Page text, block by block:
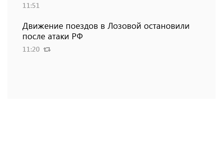
11:51
Движение поездов в Лозовой остановили
после атаки РФ
11:20